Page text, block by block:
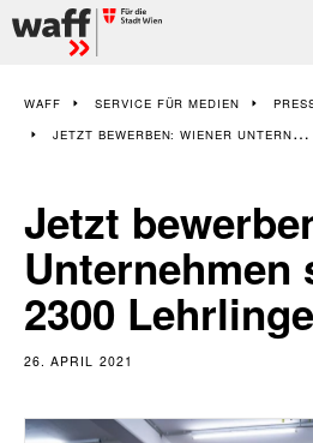
WAFF SERVICE FÜR MEDIEN
JETZT BEWERBEN: WIENER UNTERNEHMEN SUCHEN 2300 LEHRLINGE
Jetzt
Unternehmen
2300 Lehrlinge
26. APRIL 2021